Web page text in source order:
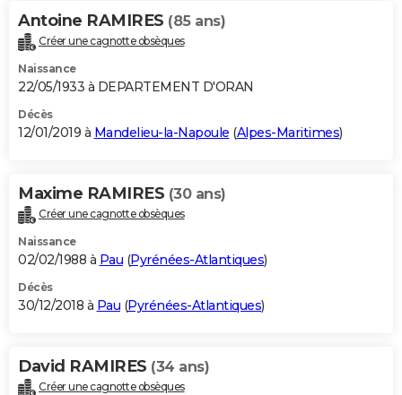
Antoine RAMIRES (85 ans)
Créer une cagnotte obsèques
Naissance
22/05/1933 à DEPARTEMENT D'ORAN
Décès
12/01/2019 à Mandelieu-la-Napoule (Alpes-Maritimes)
Maxime RAMIRES (30 ans)
Créer une cagnotte obsèques
Naissance
02/02/1988 à Pau (Pyrénées-Atlantiques)
Décès
30/12/2018 à Pau (Pyrénées-Atlantiques)
David RAMIRES (34 ans)
Créer une cagnotte obsèques